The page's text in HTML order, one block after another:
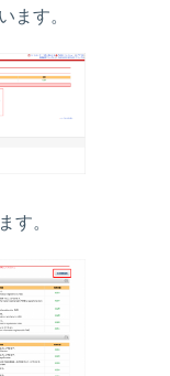
ます。
す。